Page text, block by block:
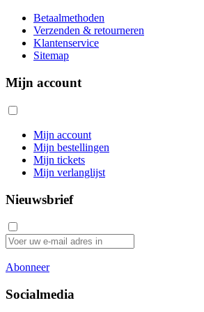
Betaalmethoden
Verzenden & retourneren
Klantenservice
Sitemap
Mijn account
Mijn account
Mijn bestellingen
Mijn tickets
Mijn verlanglijst
Nieuwsbrief
Abonneer
Socialmedia